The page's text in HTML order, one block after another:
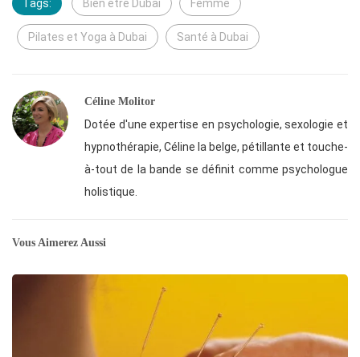
Tags: Bien être Dubai Femme
Pilates et Yoga à Dubai Santé à Dubai
Céline Molitor
Dotée d'une expertise en psychologie, sexologie et
hypnothérapie, Céline la belge, pétillante et touche-
à-tout de la bande se définit comme psychologue
holistique.
Vous Aimerez Aussi